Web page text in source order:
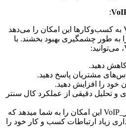
:
#راه_اندازی_کال_سنتر_VoIP به کسب‌وکارها این امکان را می‌دهد
به طور چشمگیری بهبود بخشند. با
دهید.
مشتریان پاسخ دهید.
را افزایش دهید.
و تحلیل دقیقی از عملکرد کال سنتر
#راه_اندازی_کال_سنتر_VoIP این امکان را به شما میدهد که
زیاد ارتباطات کسب و کار خود را